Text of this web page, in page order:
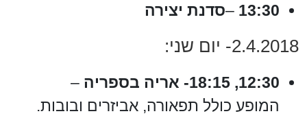
13:30
–סדנת יצירה
2.4.2018- יום שני:
12:30, 18:15- אריה בספריה
–
המופע כולל תפאורה, אביזרים ובובות.